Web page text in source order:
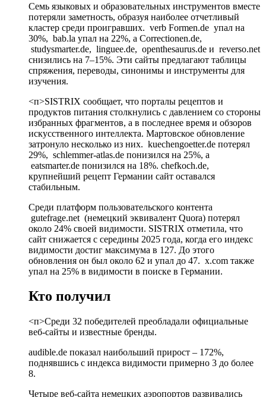
Семь языковых и образовательных инструментов вместе
потеряли заметность, образуя наиболее отчетливый
кластер среди проигравших. verb Formen.de упал на
30%, bab.la упал на 22%, а Correctionen.de,
studysmarter.de, linguee.de, openthesaurus.de и reverso.net
снизились на 7–15%. Эти сайты предлагают таблицы
спряжения, переводы, синонимы и инструменты для
изучения.
<п>SISTRIX сообщает, что порталы рецептов и
продуктов питания столкнулись с давлением со стороны
избранных фрагментов, а в последнее время и обзоров
искусственного интеллекта. Мартовское обновление
затронуло несколько из них. kuechengoetter.de потерял
29%, schlemmer-atlas.de понизился на 25%, а
eatsmarter.de понизился на 18%. chefkoch.de,
крупнейший рецепт Германии сайт оставался
стабильным.
Среди платформ пользовательского контента
gutefrage.net (немецкий эквивалент Quora) потерял
около 24% своей видимости. SISTRIX отметила, что
сайт снижается с середины 2025 года, когда его индекс
видимости достиг максимума в 127. До этого
обновления он был около 62 и упал до 47. x.com также
упал на 25% в видимости в поиске в Германии.
Кто получил
<п>Среди 32 победителей преобладали официальные
веб-сайты и известные бренды.
audible.de показал наибольший прирост – 172%,
поднявшись с индекса видимости примерно 3 до более
8.
Четыре веб-сайта немецких аэропортов развивались